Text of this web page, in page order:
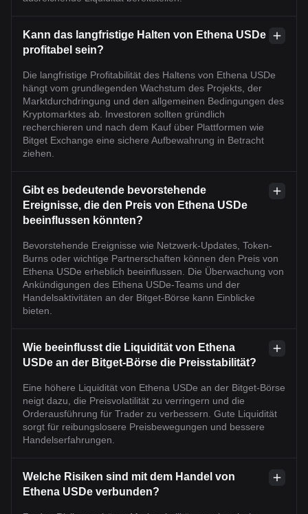
Kann das langfristige Halten von Ethena USDe
profitabel sein?
Die langfristige Profitabilität des Haltens von Ethena USDe
hängt vom grundlegenden Wachstum des Projekts, der
Marktdurchdringung und den allgemeinen Bedingungen des
Kryptomarktes ab. Investoren sollten gründlich
recherchieren und nach dem Kauf über Plattformen wie
Bitget Exchange eine sichere Aufbewahrung in Betracht
ziehen.
Gibt es bedeutende bevorstehende
Ereignisse, die den Preis von Ethena USDe
beeinflussen könnten?
Bevorstehende Ereignisse wie Netzwerk-Updates, Token-
Burns oder wichtige Partnerschaften können den Preis von
Ethena USDe erheblich beeinflussen. Die Überwachung von
Ankündigungen des Ethena USDe-Teams und der
Handelsaktivitäten an der Bitget-Börse kann Einblicke
bieten.
Wie beeinflusst die Liquidität von Ethena
USDe an der Bitget-Börse die Preisstabilität?
Eine höhere Liquidität von Ethena USDe an der Bitget-Börse
neigt dazu, die Preisvolatilität zu verringern und die
Orderausführung für Trader zu verbessern. Gute Liquidität
sorgt für reibungslosere Preisbewegungen und bessere
Handelserfahrungen.
Welche Risiken sind mit dem Handel von
Ethena USDe verbunden?